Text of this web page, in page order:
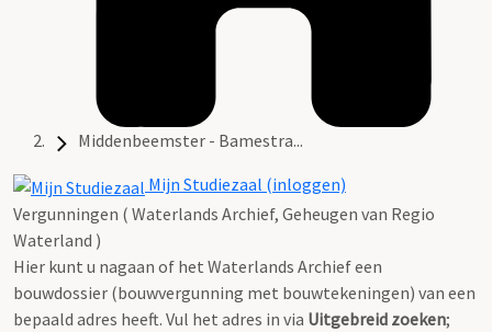
Middenbeemster - Bamestra...
Mijn Studiezaal (inloggen)
Vergunningen ( Waterlands Archief, Geheugen van Regio
Waterland )
Hier kunt u nagaan of het Waterlands Archief een
bouwdossier (bouwvergunning met bouwtekeningen) van een
bepaald adres heeft. Vul het adres in via Uitgebreid zoeken;